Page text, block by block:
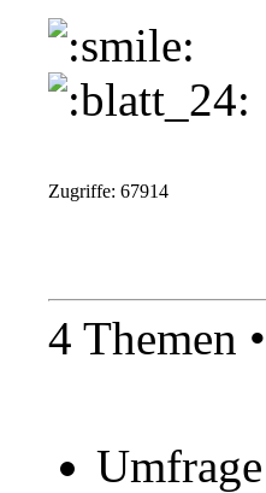
Zugriffe: 67914
4 Themen
Umfrage